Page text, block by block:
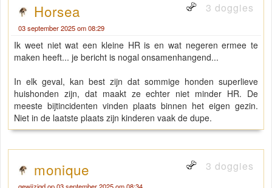
Horsea 3 doggies
03 september 2025 om 08:29
Ik weet niet wat een kleine HR is en wat negeren ermee te
maken heeft... je bericht is nogal onsamenhangend...
In elk geval, kan best zijn dat sommige honden superlieve
huishonden zijn, dat maakt ze echter niet minder HR. De
meeste bijtincidenten vinden plaats binnen het eigen gezin.
Niet in de laatste plaats zijn kinderen vaak de dupe.
monique 3 doggies